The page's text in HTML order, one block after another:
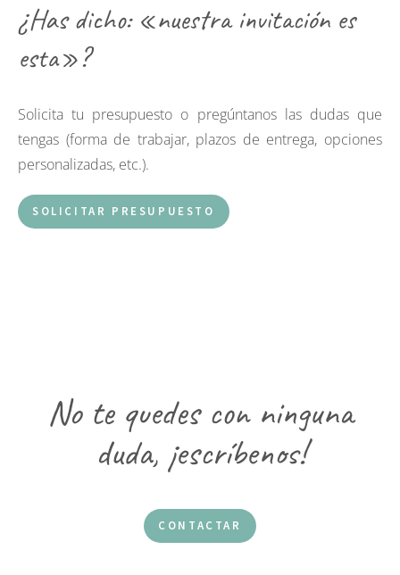
¿Has dicho: «nuestra invitación es
esta»?
Solicita tu presupuesto o pregúntanos las dudas que
tengas (forma de trabajar, plazos de entrega, opciones
personalizadas, etc.).
SOLICITAR PRESUPUESTO
No te quedes con ninguna
duda, ¡escríbenos!
CONTACTAR